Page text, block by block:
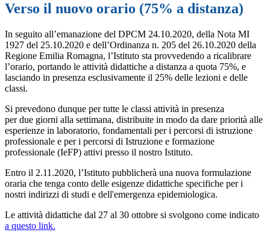
Verso il nuovo orario (75% a distanza)
In seguito all’emanazione del DPCM 24.10.2020, della Nota MI
1927 del 25.10.2020 e dell’Ordinanza n. 205 del 26.10.2020 della
Regione Emilia Romagna, l’Istituto sta provvedendo a ricalibrare
l’orario, portando le attività didattiche a distanza a quota 75%, e
lasciando in presenza esclusivamente il 25% delle lezioni e delle
classi.
Si prevedono dunque per tutte le classi attività in presenza
per due giorni alla settimana, distribuite in modo da dare priorità alle
esperienze in laboratorio, fondamentali per i percorsi di istruzione
professionale e per i percorsi di Istruzione e formazione
professionale (IeFP) attivi presso il nostro Istituto.
Entro il 2.11.2020, l’Istituto pubblicherà una nuova formulazione
oraria che tenga conto delle esigenze didattiche specifiche per i
nostri indirizzi di studi e dell'emergenza epidemiologica.
Le attività didattiche dal 27 al 30 ottobre si svolgono come indicato
a questo link.